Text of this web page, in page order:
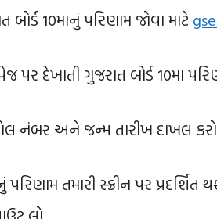
બોર્ડ 10માનું પરિણામ જોવા માટે
પર દેખાતી ગુજરાત બોર્ડ 10મા
નંબર અને જન્મ તારીખ દાખલ
પરિણામ તમારી સ્ક્રીન પર